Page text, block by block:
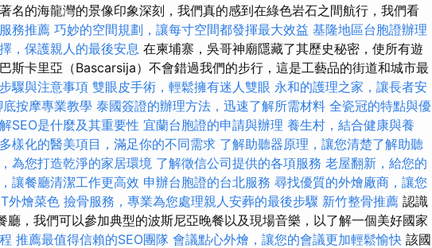
名的海龍灣的景像印象深刻，我們真的感到在綠色岩石之間航行，我們看
務推薦 巧妙的空間規劃，讓每寸空間都發揮最大效益 基隆地區台胞證辦理
，保護親人的最後安息 在柬埔寨，吳哥神廟隱藏了其歷史秘密，使所有遊
斯卡里亞（Bascarsija）不會錯過我們的步行，這是工藝品的街道和城市最
驟與注意事項 雙眼皮手術，輕鬆擁有迷人雙眼 永和的護理之家，讓長者安
底按摩專業教學 泰國簽證的辦理方法，迅速了解所需材料 全瓷冠的特點與優
SEO是什麼及其重要性 宜蘭台胞證的申請與辦理 養生村，結合健康與養
多樣化的醫美項目，滿足你的不同需求 了解助聽器原理，讓您清楚了解助聽
為您打造乾淨的家居環境 了解徵信公司提供的各項服務 老屋翻新，給您的
讓餐廳清潔工作更高效 申辦台胞證的台北服務 尋找優質的外燴廠商，讓您
外燴菜色 撿骨服務，專業為您處理親人安葬的最後步驟 新竹整骨推薦 認識
廳，我們可以參加典型的波斯尼亞晚餐以及現場音樂，以了解一個美好國家
推薦最值得信賴的SEO團隊 會議點心外燴，讓您的會議更加輕鬆愉快 該國